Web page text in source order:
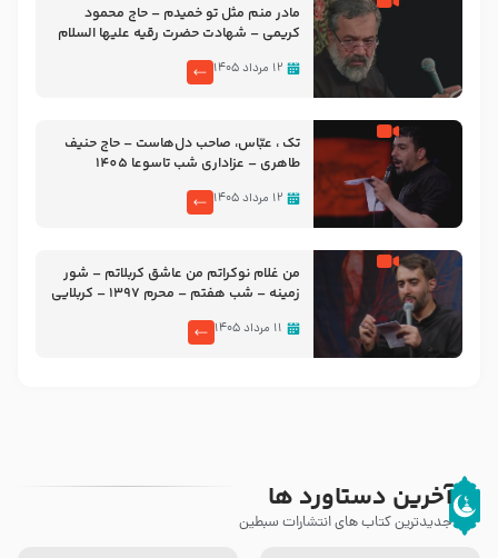
مادر منم مثل تو خمیدم – حاج محمود
کریمی – شهادت حضرت رقیه علیها السلام
۱۲ مرداد ۱۴۰۵
تک ، عبّاس، صاحب دل‌هاست – حاج حنیف
طاهری – عزاداری شب تاسوعا 1405
۱۲ مرداد ۱۴۰۵
من غلام نوکراتم من عاشق کربلاتم – شور
زمینه – شب هفتم – محرم 1397 – کربلایی
۱۱ مرداد ۱۴۰۵
آخرین دستاورد ها
جدیدترین کتاب های انتشارات سبطین